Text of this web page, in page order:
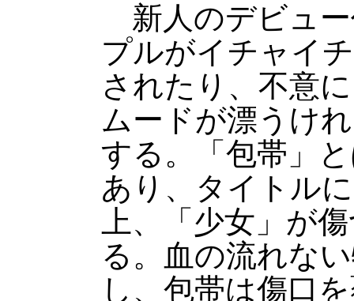
新人のデビュー
プルがイチャイ
されたり、不意
ムードが漂うけ
する。「包帯」
あり、タイトル
上、「少女」が
る。血の流れな
し、包帯は傷口